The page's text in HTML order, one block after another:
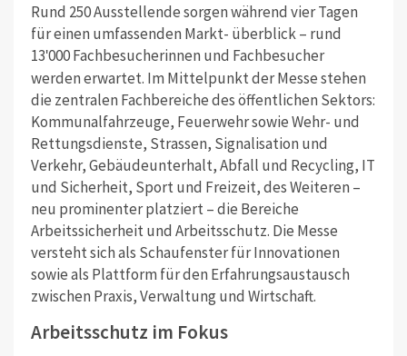
Rund 250 Ausstellende sorgen während vier Tagen
für einen umfassenden Markt- überblick – rund
13'000 Fachbesucherinnen und Fachbesucher
werden erwartet. Im Mittelpunkt der Messe stehen
die zentralen Fachbereiche des öffentlichen Sektors:
Kommunalfahrzeuge, Feuerwehr sowie Wehr- und
Rettungsdienste, Strassen, Signalisation und
Verkehr, Gebäudeunterhalt, Abfall und Recycling, IT
und Sicherheit, Sport und Freizeit, des Weiteren –
neu prominenter platziert – die Bereiche
Arbeitssicherheit und Arbeitsschutz. Die Messe
versteht sich als Schaufenster für Innovationen
sowie als Plattform für den Erfahrungsaustausch
zwischen Praxis, Verwaltung und Wirtschaft.
Arbeitsschutz im Fokus